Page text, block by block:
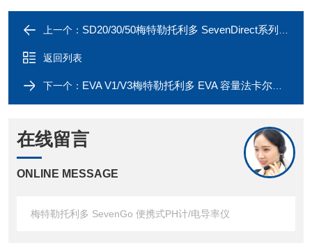
上一个： SD20/30/50梅特勒托利多 SevenDirect系列台式仪表
返回列表
下一个： EVA V1/V3梅特勒托利多 EVA 容量法卡尔费休水分仪
在线留言
ONLINE MESSAGE